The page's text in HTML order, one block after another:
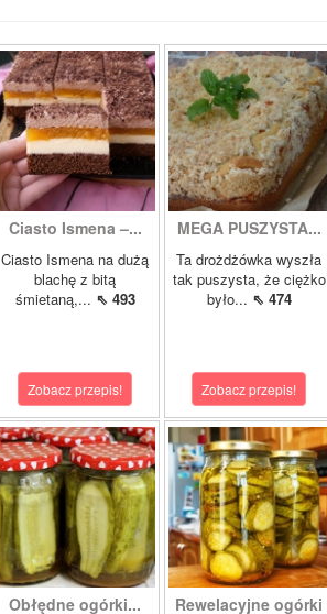
Ciasto Ismena –...
Ciasto Ismena na dużą
blachę z bitą
śmietaną,... ⇖ 493
Zobacz przepis!
MEGA PUSZYSTA...
Ta drożdżówka wyszła
tak puszysta, że ciężko
było... ⇖ 474
Zobacz przepis!
Obłędne ogórki... Rewelacyjne ogórki